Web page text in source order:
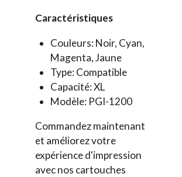
Caractéristiques
Couleurs: Noir, Cyan,
Magenta, Jaune
Type: Compatible
Capacité: XL
Modèle: PGI-1200
Commandez maintenant
et améliorez votre
expérience d'impression
avec nos cartouches